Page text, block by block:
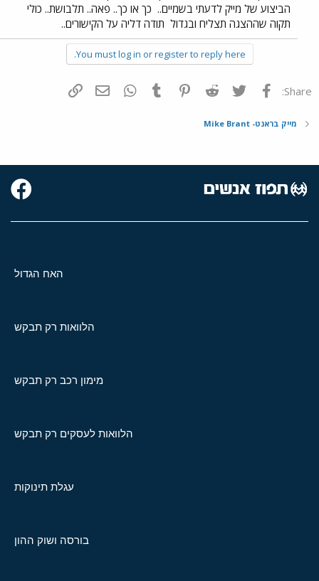
הביצוע של מייק לדעתי בשמיים.. כך או כך.. פאה.. תלבושת.. כולי
תקוה שההצגה תצליח ובגדול תודה דליה על הקישורים..
You must log in or register to reply here.
Share: פייסבוק Twitter
Reddit
Pinterest
Tumblr
WhatsAppדואר אלקטרוני
מייק בראנט- Mike Brant
האח הגדול
הלוואות רק תבקש
מימון רכב רק תבקש
הלוואות לעסקים רק תבקש
עגלת תינוקות
בורסה ושוק ההון